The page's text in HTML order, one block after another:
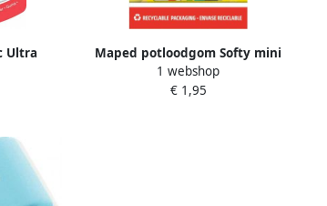
Ultra
in
Maped potloodgom Softy mini
formaat blister met 3 stuks
1 webshop
€ 1,95